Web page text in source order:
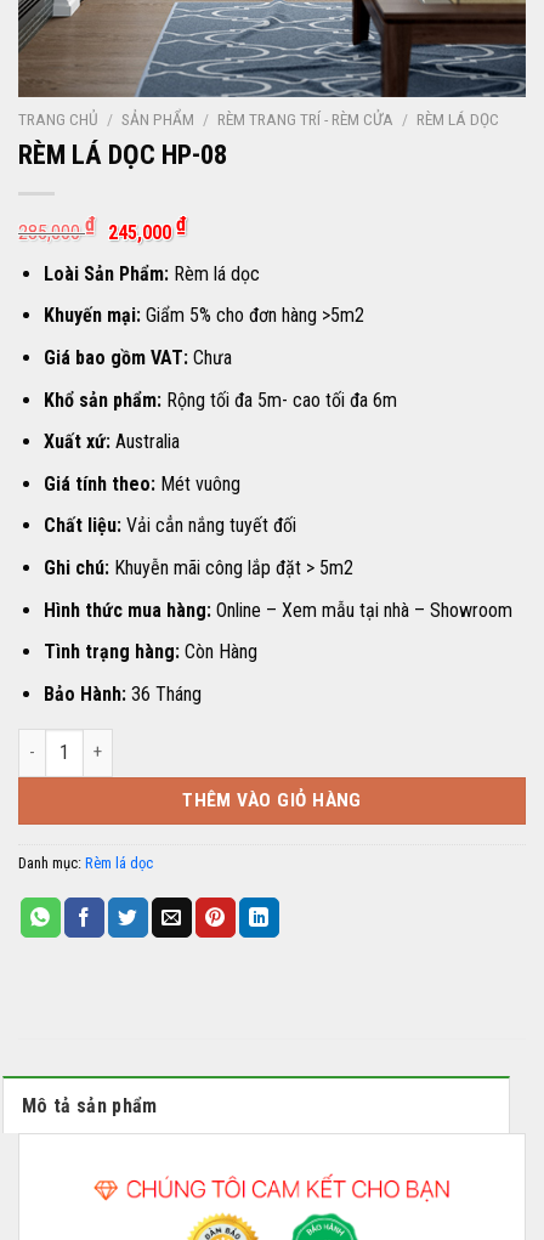
TRANG CHỦ / SẢN PHẨM / RÈM TRANG TRÍ - RÈM CỬA / RÈM LÁ DỌC
RÈM LÁ DỌC HP-08
285,000₫
Giá
gốc
là:
285,000 ₫.
245,000₫Giá
hiện
tại
là:
Loài Sản Phẩm: Rèm lá dọc
Khuyến mại: Giẩm 5% cho đơn hàng >5m2
Giá bao gồm VAT: Chưa
Khổ sản phẩm: Rộng tối đa 5m- cao tối đa 6m
Xuất xứ: Australia
Giá tính theo: Mét vuông
Chất liệu: Vải cẳn nắng tuyết đối
Ghi chú: Khuyễn mãi công lắp đặt > 5m2
Hình thức mua hàng: Online – Xem mẫu tại nhà – Showroom
Tình trạng hàng: Còn Hàng
Bảo Hành: 36 Tháng
RÈM LÁ DỌC HP-08 số lượng
THÊM VÀO GIỎ HÀNG
Danh mục: Rèm lá dọc
Mô tả sản phẩm